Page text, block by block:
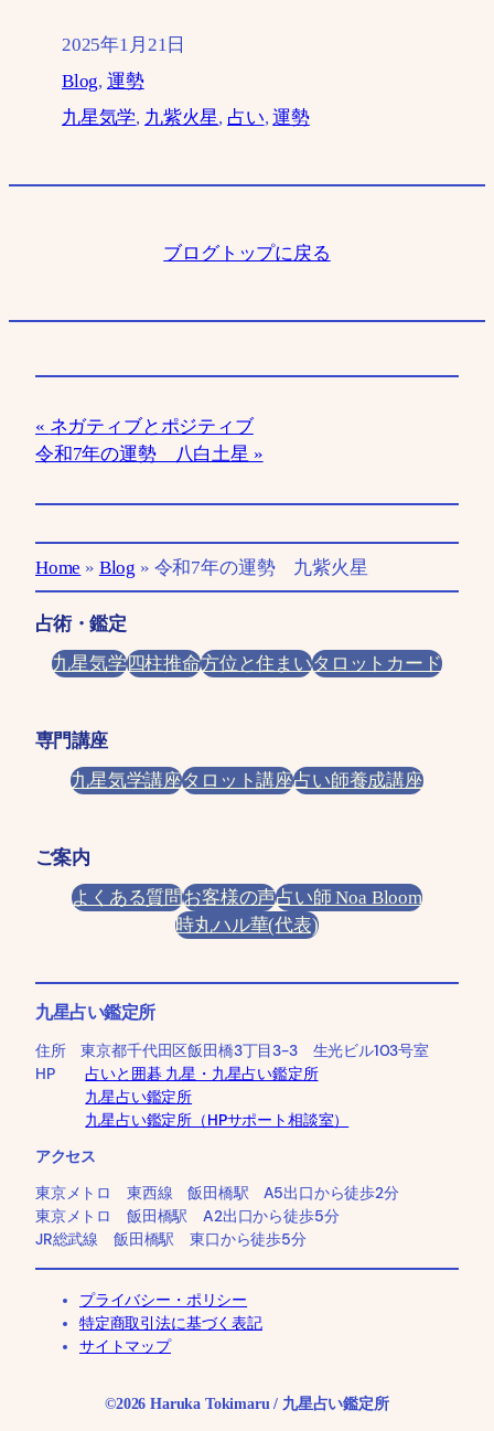
2025年1月21日
Blog, 運勢
九星気学, 九紫火星, 占い, 運勢
ブログトップに戻る
ネガティブとポジティブ
令和7年の運勢 八白土星
Home » Blog » 令和7年の運勢 九紫火星
占術・鑑定
九星気学四柱推命方位と住まいタロットカード
専門講座
九星気学講座タロット講座占い師養成講座
ご案内
よくある質問お客様の声占い師 Noa Bloom
時丸ハル華(代表)
九星占い鑑定所
住所 東京都千代田区飯田橋3丁目3-3 生光ビル103号室
HP占いと囲碁 九星・九星占い鑑定所
九星占い鑑定所
九星占い鑑定所（HPサポート相談室）
アクセス
東京メトロ 東西線 飯田橋駅 A5出口から徒歩2分
東京メトロ 飯田橋駅 A2出口から徒歩5分
JR総武線 飯田橋駅 東口から徒歩5分
プライバシー・ポリシー
特定商取引法に基づく表記
サイトマップ
©2026 Haruka Tokimaru / 九星占い鑑定所